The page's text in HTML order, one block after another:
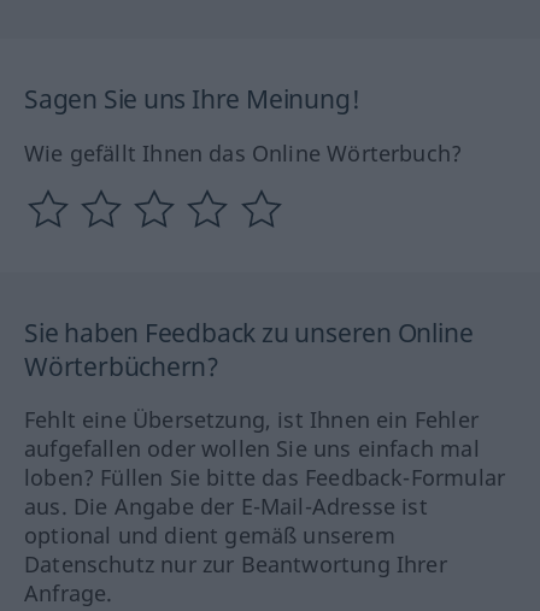
Sagen Sie uns Ihre Meinung!
Wie gefällt Ihnen das Online Wörterbuch?
Sie haben Feedback zu unseren Online
Wörterbüchern?
Fehlt eine Übersetzung, ist Ihnen ein Fehler
aufgefallen oder wollen Sie uns einfach mal
loben? Füllen Sie bitte das Feedback-Formular
aus. Die Angabe der E-Mail-Adresse ist
optional und dient gemäß unserem
Datenschutz nur zur Beantwortung Ihrer
Anfrage.